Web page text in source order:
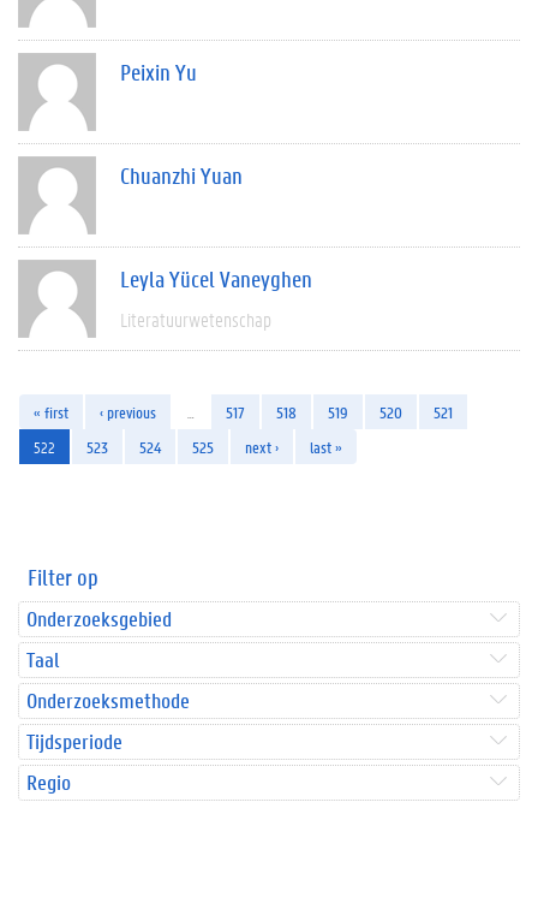
Peixin Yu
Chuanzhi Yuan
Leyla Yücel Vaneyghen
Literatuurwetenschap
« first ‹ previous 517 518 519 520
521
522
523 524 525 next › last »
Filter op
Onderzoeksgebied
Taal
Onderzoeksmethode
Tijdsperiode
Regio